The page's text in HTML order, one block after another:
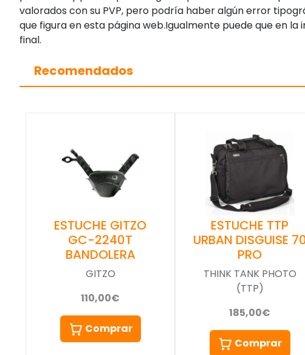
valorados con su PVP, pero podría haber algún error
que figura en esta página web.Igualmente puede que en
final.
Recomendados
ESTUCHE GITZO
GC-2240T
BANDOLERA
GITZO
110,00€
Comprar
ESTUCHE TTP
URBAN DISGUISE
PRO
THINK TANK PHOTO
(TTP)
185,00€
Comprar